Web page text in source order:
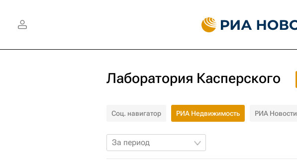
Лаборатория Касперского
Соц. навигатор РИА Недвижимость РИА Новости
За период